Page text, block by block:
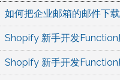
如何把企业邮箱的邮件下
Shopify 新手开发Function
Shopify 新手开发Function